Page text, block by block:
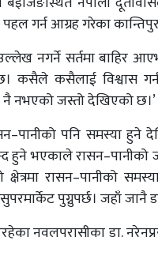
गर्न आग्रह गरेका
नगर्ने सर्तमा बाहिर
कसैले कसैलाई विश्वास
नभएको जस्तो देखिएको छ।’
पनि समस्या हुने
हुने भएकाले
रासन–पानीको
पुग्नुपर्छ। जहाँ जानै
नवलपरासीका डा.